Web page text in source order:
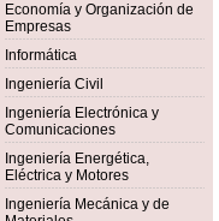
Economía y Organización de
Empresas
Informática
Ingeniería Civil
Ingeniería Electrónica y
Comunicaciones
Ingeniería Energética,
Eléctrica y Motores
Ingeniería Mecánica y de